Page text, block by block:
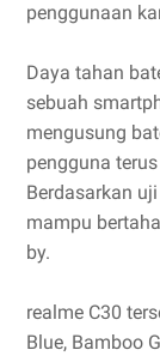
penggunaan
Daya tahan
sebuah
mengusung
pengguna
Berdasarkan
mampu
by.
realme C30
Blue, Bamboo